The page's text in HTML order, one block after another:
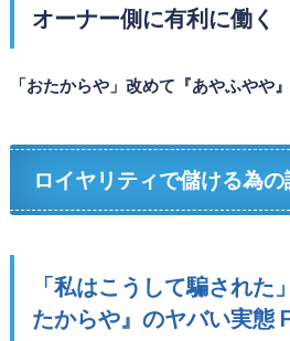
オーナー側に有利に働く
「おたからや」改めて『あやふやや
ロイヤリティで儲ける為
「私はこうして騙された
たからや』のヤバい実態